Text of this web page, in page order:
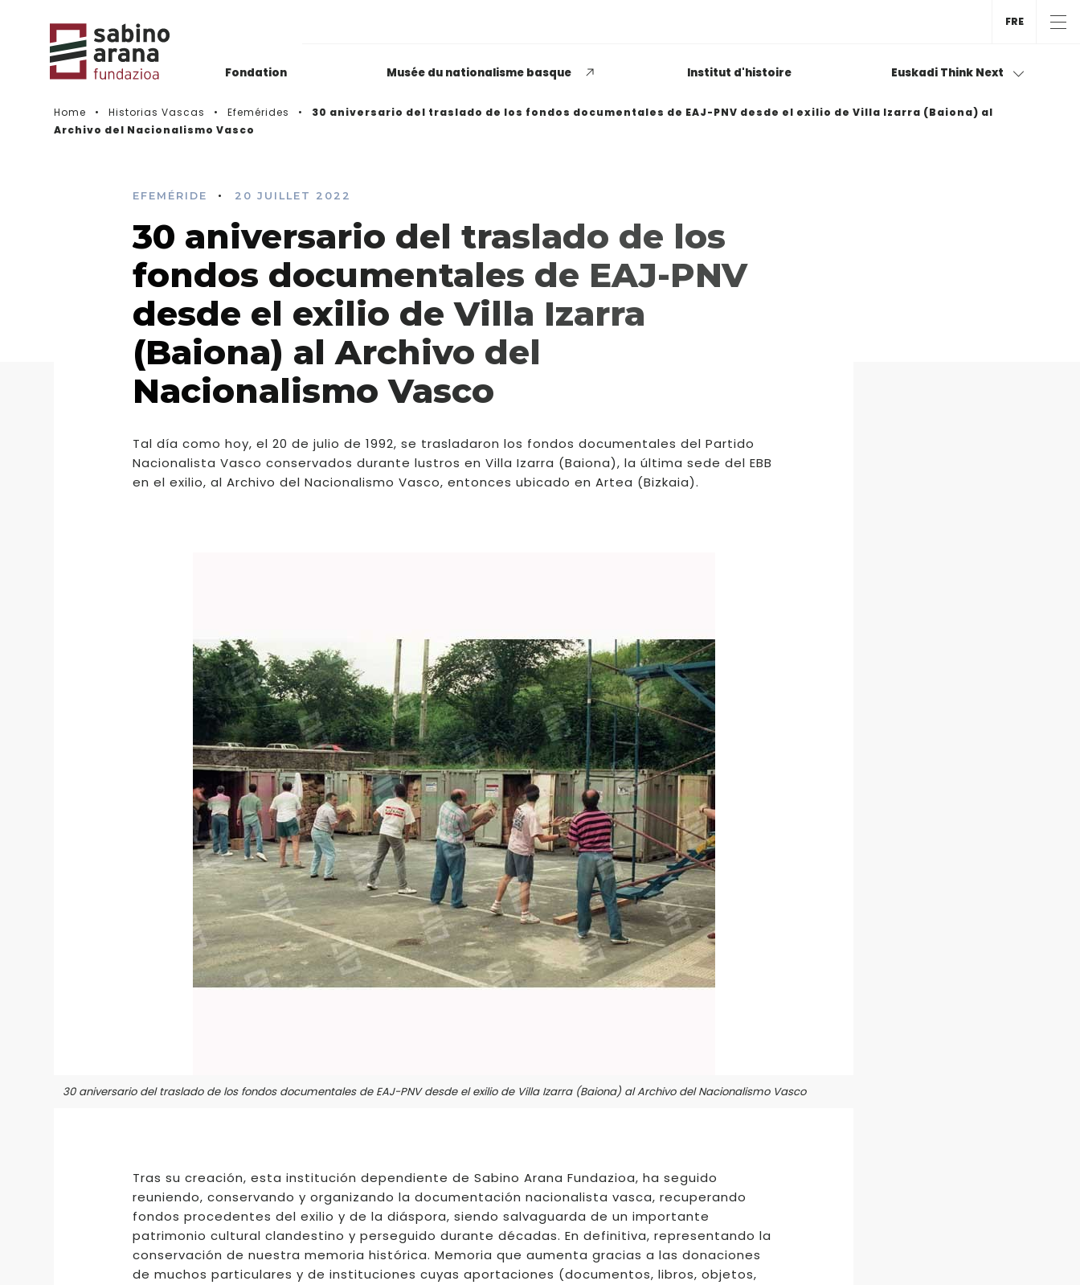
Fondation Musée du nationalisme basque Institut d'histoire Euskadi Think Next
Actualidad
Opiniones dispares
respecto a lo que significa
ser político o política
LEER MÁS
FRE
Home Historias Vascas Efemérides
30 aniversario del traslado de los fondos documentales de EAJ-PNV desde el exilio de Villa Izarra (Baiona) al
Archivo del Nacionalismo Vasco
EFEMÉRIDE • 20 JUILLET 2022
30 aniversario del traslado de los
fondos documentales de EAJ-PNV
desde el exilio de Villa Izarra
(Baiona) al Archivo del
Nacionalismo Vasco
Tal día como hoy, el 20 de julio de 1992, se trasladaron los fondos documentales del Partido
Nacionalista Vasco conservados durante lustros en Villa Izarra (Baiona), la última sede del EBB
en el exilio, al Archivo del Nacionalismo Vasco, entonces ubicado en Artea (Bizkaia).
30 aniversario del traslado de los fondos documentales de EAJ-PNV desde el exilio de Villa Izarra (Baiona) al Archivo del Nacionalismo Vasco
Tras su creación, esta institución dependiente de Sabino Arana Fundazioa, ha seguido
reuniendo, conservando y organizando la documentación nacionalista vasca, recuperando
fondos procedentes del exilio y de la diáspora, siendo salvaguarda de un importante
patrimonio cultural clandestino y perseguido durante décadas. En definitiva, representando la
conservación de nuestra memoria histórica. Memoria que aumenta gracias a las donaciones
de muchos particulares y de instituciones cuyas aportaciones (documentos, libros, objetos,